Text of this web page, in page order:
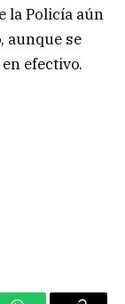
la Policía aún
aunque se
efectivo.